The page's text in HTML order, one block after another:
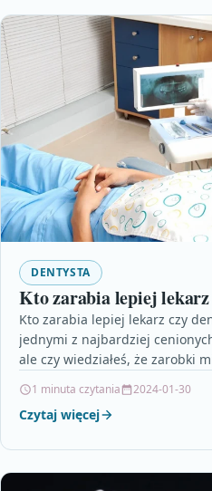
DENTYSTA
Kto zarabia lepiej
Kto zarabia lepiej lekarz czy
jednymi z najbardziej
ale czy wiedziałeś, że zarobki
1 minuta czytania 2024-01-30
Czytaj więcej